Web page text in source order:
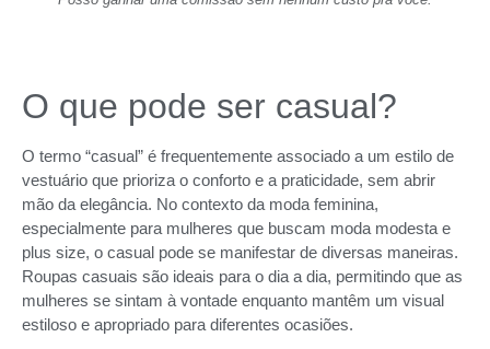
O que pode ser casual?
O termo “casual” é frequentemente associado a um estilo de
vestuário que prioriza o conforto e a praticidade, sem abrir
mão da elegância. No contexto da moda feminina,
especialmente para mulheres que buscam moda modesta e
plus size, o casual pode se manifestar de diversas maneiras.
Roupas casuais são ideais para o dia a dia, permitindo que as
mulheres se sintam à vontade enquanto mantêm um visual
estiloso e apropriado para diferentes ocasiões.